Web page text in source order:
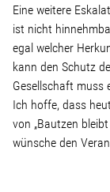
Eine weitere
ist nicht
egal welcher
kann den Schutz
Gesellschaft muss
Ich hoffe, dass
von „Bautzen
wünsche den